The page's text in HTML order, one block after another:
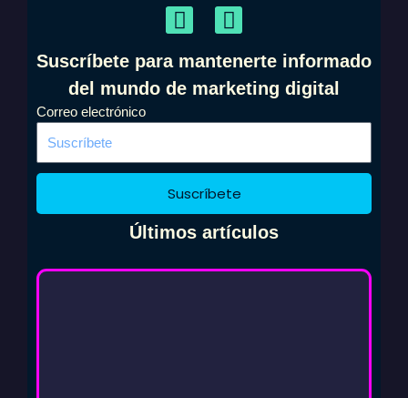
F
a
c
e
o
o
k
I
n
s
t
g
r
a
m
Suscríbete para mantenerte informado
del mundo de marketing digital
Correo electrónico
Suscríbete
Últimos artículos